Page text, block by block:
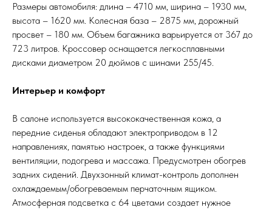
Размеры автомобиля: длина – 4710 мм, ширина – 1930 мм,
высота – 1620 мм. Колесная база – 2875 мм, дорожный
просвет – 180 мм. Объем багажника варьируется от 367 до
723 литров. Кроссовер оснащается легкосплавными
дисками диаметром 20 дюймов с шинами 255/45.
Интерьер и комфорт
В салоне используется высококачественная кожа, а
передние сиденья обладают электроприводом в 12
направлениях, памятью настроек, а также функциями
вентиляции, подогрева и массажа. Предусмотрен обогрев
задних сидений. Двухзонный климат-контроль дополнен
охлаждаемым/обогреваемым перчаточным ящиком.
Атмосферная подсветка с 64 цветами создает нужное